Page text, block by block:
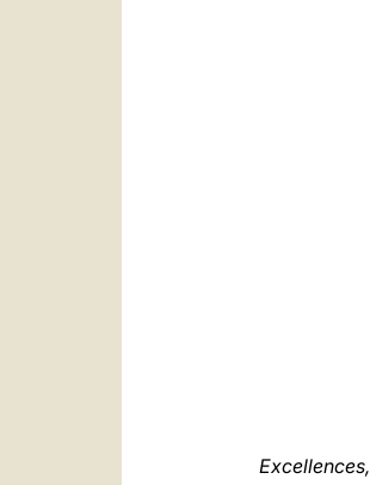
Excellences,